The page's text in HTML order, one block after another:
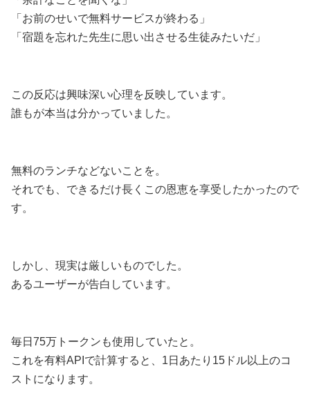
「お前のせいで無料サービスが終わる」
「宿題を忘れた先生に思い出させる生徒みたいだ」
この反応は興味深い心理を反映しています。
誰もが本当は分かっていました。
無料のランチなどないことを。
それでも、できるだけ長くこの恩恵を享受したかったので
す。
しかし、現実は厳しいものでした。
あるユーザーが告白しています。
毎日75万トークンも使用していたと。
これを有料APIで計算すると、1日あたり15ドル以上のコ
ストになります。